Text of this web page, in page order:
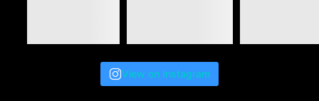
View on Instagram